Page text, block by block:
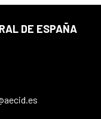
DE ESPAÑA